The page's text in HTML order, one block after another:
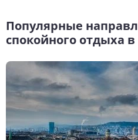
Популярные
спокойного отдыха